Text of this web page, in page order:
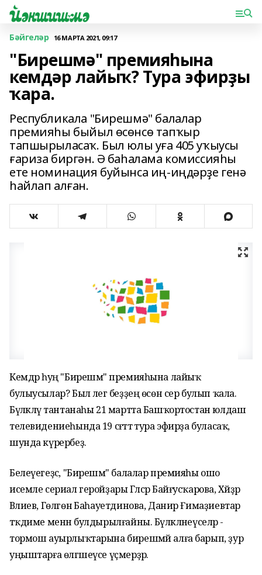
Бәйгеләр 16 МАРТА 2021, 09:17
"Бирешмә" премияһына
кемдәр лайыҡ? Тура эфирҙы
ҡара.
Республикала "Бирешмә" балалар
премияһы быйыл өсөнсө тапҡыр
тапшырыласаҡ. Был юлы уға 405 уҡыусы
ғариза биргән. Ә баһалама комиссияһы
ете номинация буйынса иң-иңдәрҙе генә
һайлап алған.
Кемдәр һуң "Бирешмә" премияһына лайыҡ
булыусылар? Был әлегә беҙҙең өсөн сер булып ҡала.
Бүләкләү тантанаһы 21 мартта Башҡортостан юлдаш
телевидениеһында 19 сәғәттә тура эфирҙа буласаҡ,
шунда күрербеҙ.
Белеүегеҙсә, "Бирешмә" балалар премияһы ошо
исемле сериал геройҙары Гәлсәр Байғусҡарова, Хәйҙәр
Вәлиев, Гөлгөнә Баһауетдинова, Данир Ғимаҙиевтар
тәҡдиме менән булдырылғайны. Бүләкләнеүселәр -
тормош ауырлыҡтарына бирешмәй алға барып, ҙур
уңыштарға өлгәшеүсе үҫмерҙәр.